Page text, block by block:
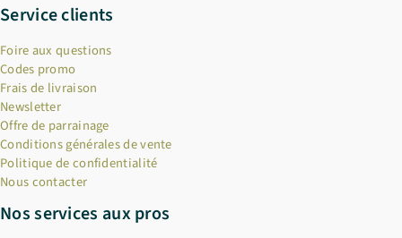
Service clients
Foire aux questions
Codes promo
Frais de livraison
Newsletter
Offre de parrainage
Conditions générales de vente
Politique de confidentialité
Nous contacter
Nos services aux pros